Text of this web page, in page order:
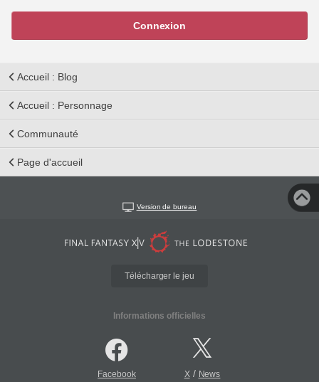
Connexion
Accueil : Blog
Accueil : Personnage
Communauté
Page d'accueil
Version de bureau
Télécharger le jeu
Informations officielles
Facebook X/ News